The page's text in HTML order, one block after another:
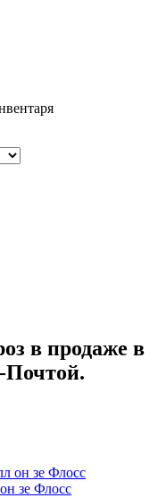
в продаже в
Почтой.
зе Флосс